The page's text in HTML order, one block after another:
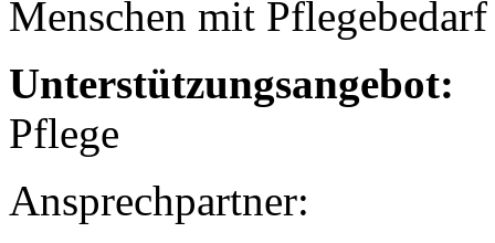
Menschen mit Pflegebedarf
Unterstützungsangebot:
Pflege
Ansprechpartner: